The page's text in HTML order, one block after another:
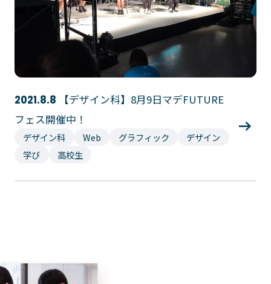
2021.8.8
【デザイン科】8月9日マデFUTURE
フェス開催中！
デザイン科 Web グラフィック
デザイン
学び
高校生